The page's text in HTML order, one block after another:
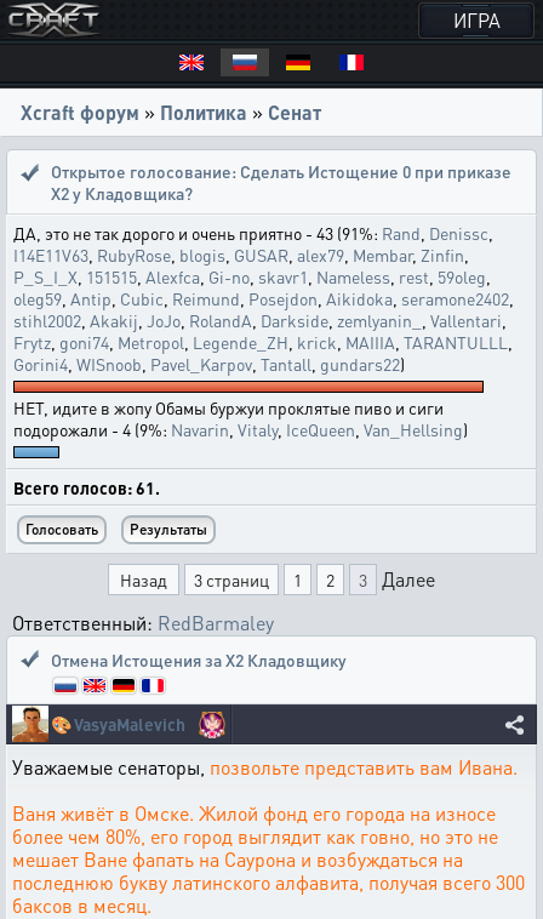
ИГРА
Xcraft форум » Политика » Сенат
Открытое голосование: Сделать Истощение 0 при приказе
Х2 у Кладовщика?
ДА, это не так дорого и очень приятно - 43 (91%: Rand Denissc
I14E11V63 RubyRose blogis GUSAR alex79 Membar, Zinfin
P_S_I_X 151515 Alexfca Gi-no skavr1 Nameless rest 59oleg
oleg59 Antip Cubic Reimund Posejdon Aikidoka seramone2402
stihl2002 Akakij JoJo RolandA Darkside zemlyanin_ Vallentari
Frytz goni74 Metropol Legende_ZH krick MAIIIA TARANTULLL
Gorini4 WISnoob Pavel_Karpov Tantall gundars22)
НЕТ, идите в жопу Обамы буржуи проклятые пиво и сиги
подорожали - 4 (9%: Navarin Vitaly, IceQueen Van_Hellsing)
Всего голосов: 61.
Назад 3 страниц 1 2 3
Далее
Ответственный: RedBarmaley
Отмена Истощения за Х2 Кладовщику
🎨VasyaMalevich
Уважаемые сенаторы, позвольте представить вам Ивана.
Ваня живёт в Омске. Жилой фонд его города на износе
более чем 80%, его город выглядит как говно, но это не
мешает Ване фапать на Саурона и возбуждаться на
последнюю букву латинского алфавита, получая всего 300
баксов в месяц.